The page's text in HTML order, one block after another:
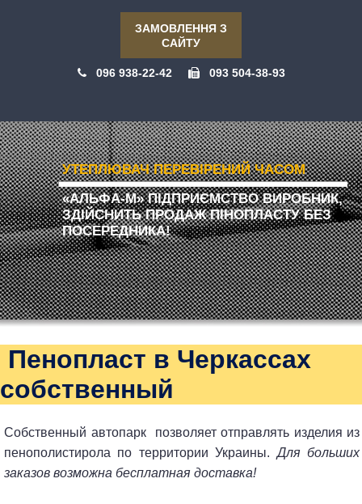
ЗАМОВЛЕННЯ З
САЙТУ
096 938-22-42 093 504-38-93
УТЕПЛЮВАЧ ПЕРЕВІРЕНИЙ ЧАСОМ
«АЛЬФА-М» ПІДПРИЄМСТВО ВИРОБНИК,
ЗДІЙСНИТЬ ПРОДАЖ ПІНОПЛАСТУ БЕЗ
ПОСЕРЕДНИКА!
Пенопласт в Черкассах
собственный
Собственный автопарк позволяет отправлять изделия из
пенополистирола по территории Украины. Для больших
заказов возможна бесплатная доставка!